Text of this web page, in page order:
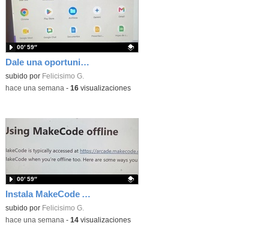
Dale una oportunidad a los Chromebooks y utiliza un proyector para realizar talleres si no tienes pantallas táctiles
Contenido educativo.
subido por Felicisimo G.
00′ 59″
-hace una semana - 16visualizaciones
Instala MakeCode Arcade para trabajar offline en tu tablet, ordenador, Chromebook
Contenido educativo.
subido por Felicisimo G.
00′ 59″
-hace una semana - 14visualizaciones